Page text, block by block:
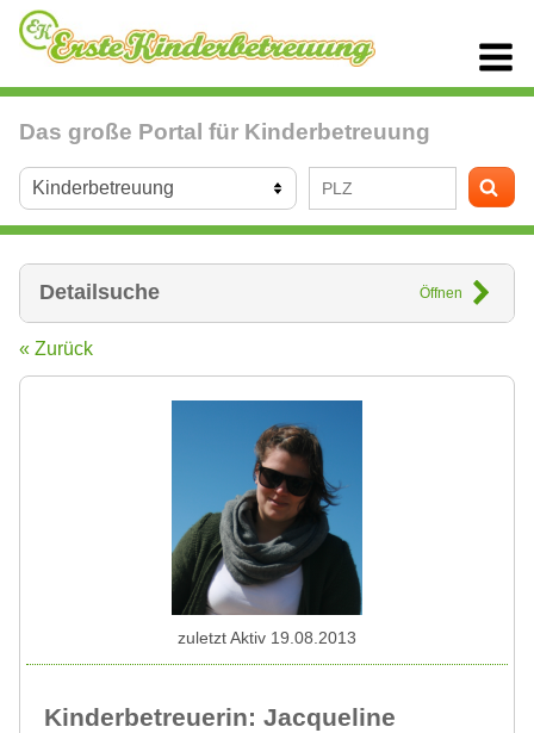
Das große Portal für Kinderbetreuung
Detailsuche Öffnen
« Zurück
Kinderbetreuerin: Jacqueline
zuletzt Aktiv 19.08.2013